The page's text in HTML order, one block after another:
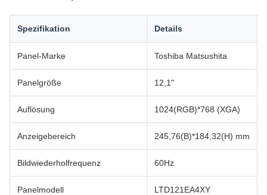
Spezifikation Details
Panel-Marke Toshiba Matsushita
Panelgröße 12,1"
Auflösung 1024(RGB)*768 (XGA)
Anzeigebereich 245,76(B)*184,32(H) mm
Bildwiederholfrequenz 60Hz
Panelmodell LTD121EA4XY